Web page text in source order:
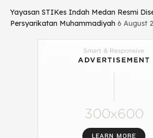
Yayasan STIKes Indah Medan Resmi
Persyarikatan Muhammadiyah 6 August